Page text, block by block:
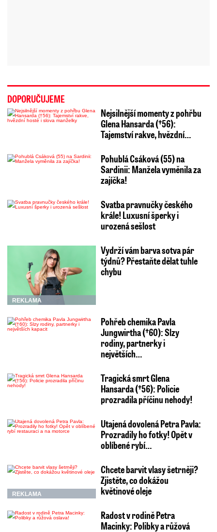
DOPORUČUJEME
Nejsilnější momenty z pohřbu
Glena Hansarda (†56):
Tajemství rakve, hvězdní…
Pohublá Csáková (55) na
Sardinii: Manžela vyměnila za
zajíčka!
Svatba pravnučky českého
krále! Luxusní šperky i
urozená sešlost
REKLAMA
Vydrží vám barva sotva pár
týdnů? Přestaňte dělat tuhle
chybu
Pohřeb chemika Pavla
Jungwirtha (†60): Slzy
rodiny, partnerky i
největších…
Tragická smrt Glena
Hansarda (†56): Policie
prozradila příčinu nehody!
Utajená dovolená Petra Pavla:
Prozradily ho fotky! Opět v
oblíbené rybí…
REKLAMA
Chcete barvit vlasy šetrněji?
Zjistěte, co dokážou
květinové oleje
Radost v rodině Petra
Macinky: Polibky a růžová